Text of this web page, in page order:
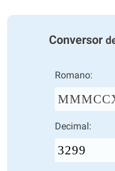
Conversor
Romano:
Decimal: